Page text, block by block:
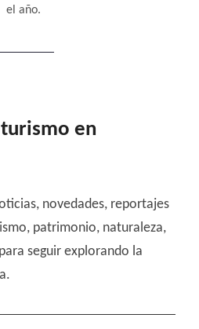
el año.
en
novedades, reportajes
patrimonio, naturaleza,
seguir explorando la